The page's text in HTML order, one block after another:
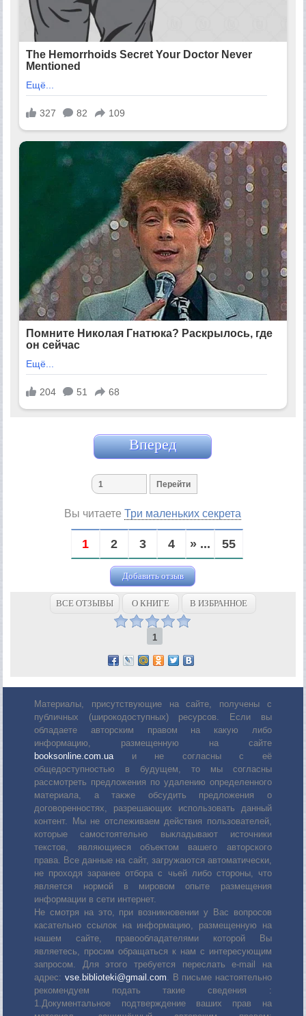
Вперед
Вы читаетеТри маленьких секрета
1 2 3 4 » ... 55
Добавить отзыв
ВСЕ ОТЗЫВЫ О КНИГЕ В ИЗБРАННОЕ
1
Материалы, присутствующие на сайте, получены с
публичных (широкодоступных) ресурсов. Если вы
обладаете авторским правом на какую либо
информацию, размещенную на сайте
booksonline.com.uaи не согласны с её
общедоступностью в будущем, то мы согласны
рассмотреть предложения по удалению определенного
материала, а также обсудить предложения о
договоренностях, разрешающих использовать данный
контент. Мы не отслеживаем действия пользователей,
которые самостоятельно выкладывают источники
текстов, являющиеся объектом вашего авторского
права. Все данные на сайт, загружаются автоматически,
не проходя заранее отбора с чьей либо стороны, что
является нормой в мировом опыте размещения
информации в сети интернет.
Не смотря на это, при возникновении у Вас вопросов
касательно ссылок на информацию, размещенную на
нашем сайте, правообладателями которой Вы
являетесь, просим обращаться к нам с интересующим
запросом. Для этого требуется переслать е-mail на
адрес: vse.biblioteki@gmail.com. В письме настоятельно
рекомендуем подать такие сведения :
1.Документальное подтверждение ваших прав на